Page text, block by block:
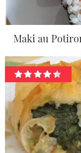
Maki au